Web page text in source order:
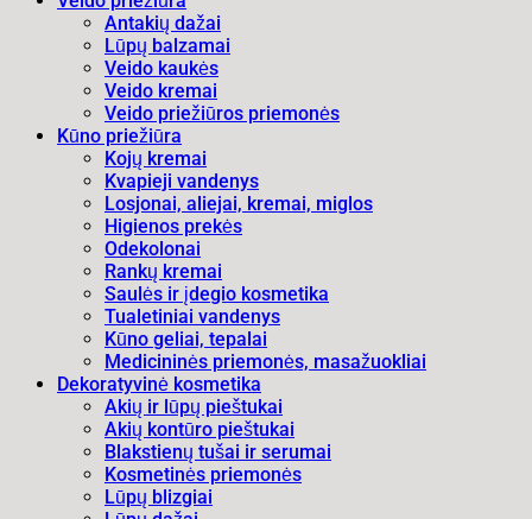
Antakių dažai
Lūpų balzamai
Veido kaukės
Veido kremai
Veido priežiūros priemonės
Kūno priežiūra
Kojų kremai
Kvapieji vandenys
Losjonai, aliejai, kremai, miglos
Higienos prekės
Odekolonai
Rankų kremai
Saulės ir įdegio kosmetika
Tualetiniai vandenys
Kūno geliai, tepalai
Medicininės priemonės, masažuokliai
Dekoratyvinė kosmetika
Akių ir lūpų pieštukai
Akių kontūro pieštukai
Blakstienų tušai ir serumai
Kosmetinės priemonės
Lūpų blizgiai